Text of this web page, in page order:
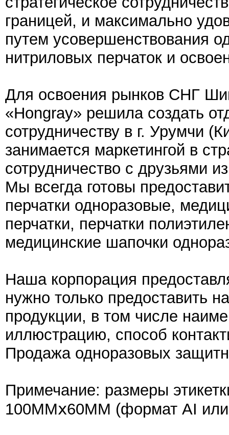
границей, и максимально
путем усовершенствования
нитриловых перчаток и
Для освоения рынков СНГ
«Нongray» решила создать
сотрудничеству в г. Урумчи
занимается маркетингой в
сотрудничество с друзьями
Мы всегда готовы
перчатки одноразовые,
перчатки, перчатки
медицинские шапочки
Наша корпорация
нужно только предоставить
продукции, в том числе
иллюстрацию, способ
Продажа одноразовых
Примечание: размеры
100MMⅹ60MM (формат AI